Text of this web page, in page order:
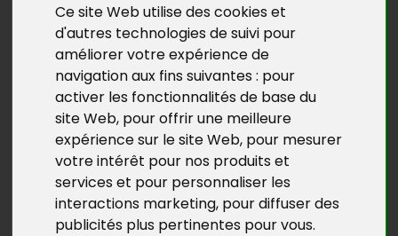
Ce site Web utilise des cookies et
d'autres technologies de suivi pour
améliorer votre expérience de
navigation aux fins suivantes : pour
activer les fonctionnalités de base du
site Web, pour offrir une meilleure
expérience sur le site Web, pour mesurer
votre intérêt pour nos produits et
services et pour personnaliser les
interactions marketing, pour diffuser des
publicités plus pertinentes pour vous.
Les lettres en font
toute une histoire